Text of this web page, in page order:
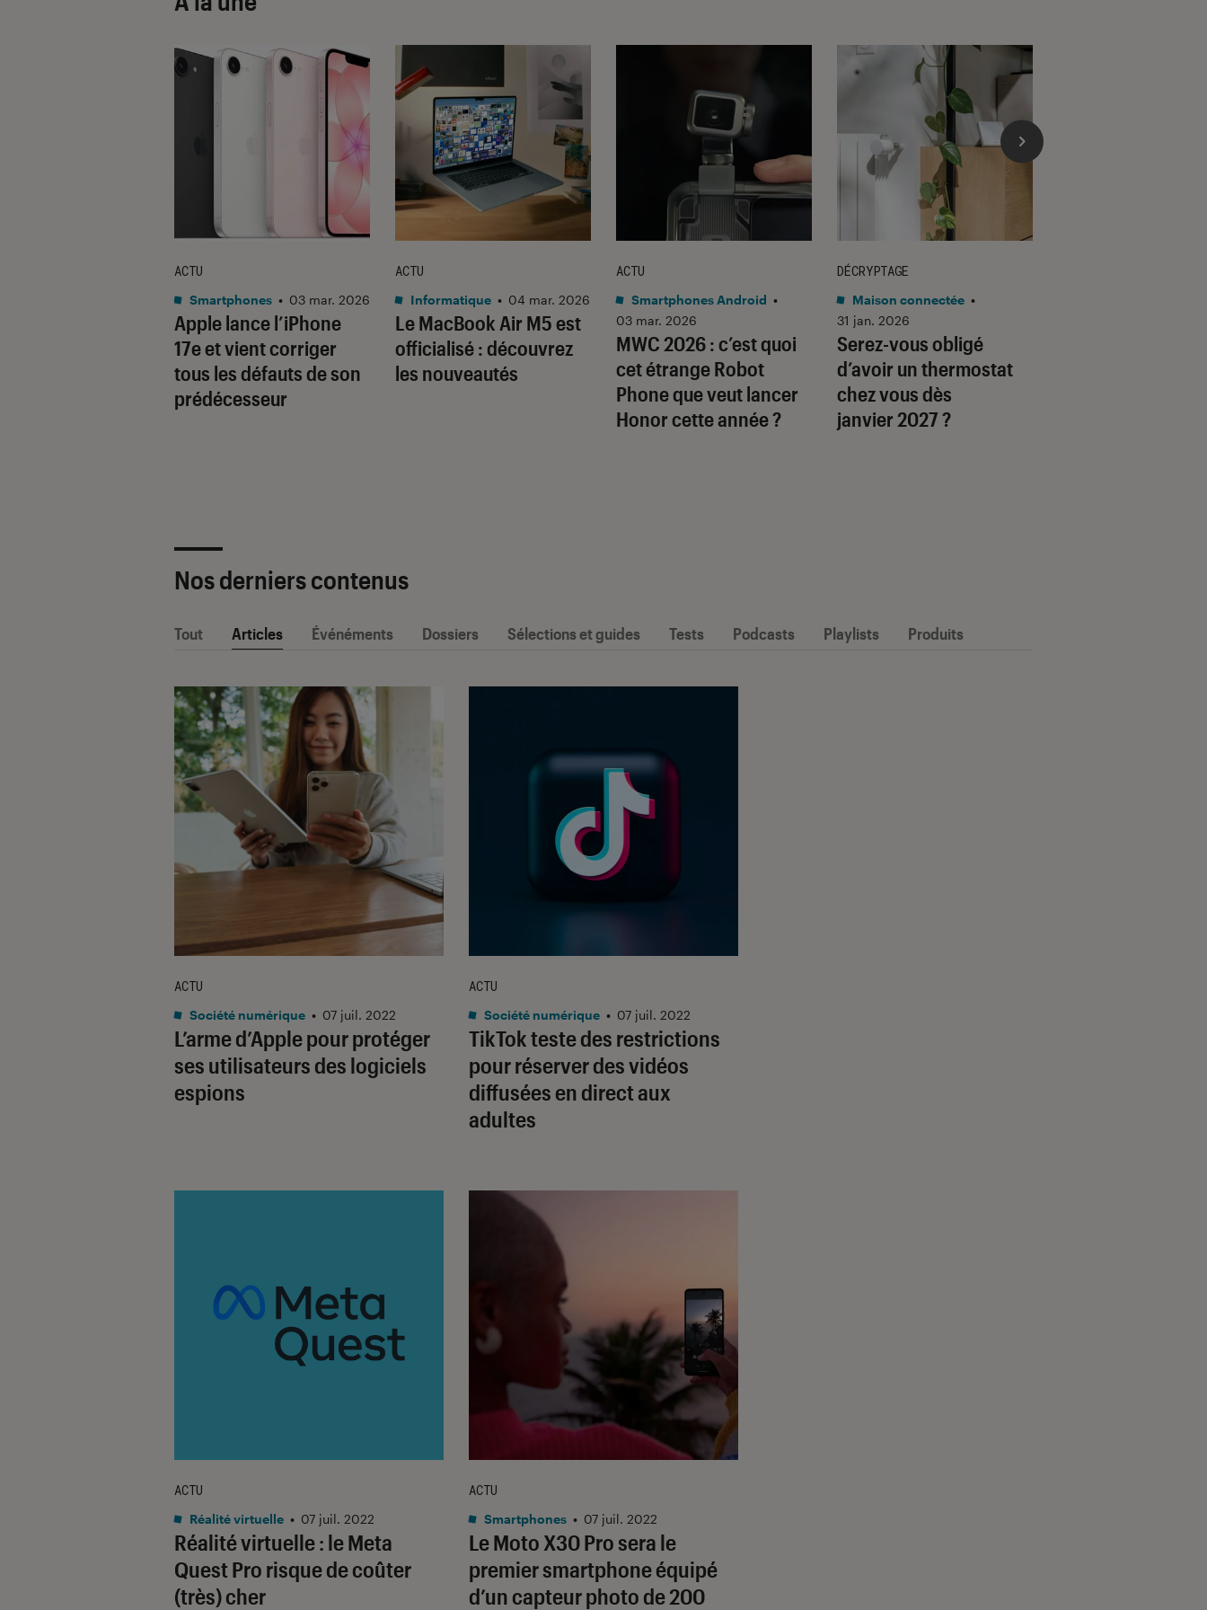
Apple lance l’iPhone
17e et vient corriger
tous les défauts de son
prédécesseur
ACTU
Smartphones • 03 mar. 2026
Le MacBook Air M5 est
officialisé : découvrez
les nouveautés
ACTU
Informatique • 04 mar. 2026
MWC 2026 : c’est quoi
cet étrange Robot
Phone que veut lancer
Honor cette année ?
ACTU
Smartphones Android •
03 mar. 2026
Serez-vous obligé
d’avoir un thermostat
chez vous dès
janvier 2027 ?
DÉCRYPTAGE
Maison connectée •
31 jan. 2026
Nos derniers contenus
Tout Articles Événéments Dossiers Sélections et guides Tests Podcasts Playlists Produits
L’arme d’Apple pour protéger
ses utilisateurs des logiciels
espions
ACTU
Société numérique • 07 juil. 2022
TikTok teste des restrictions
pour réserver des vidéos
diffusées en direct aux
adultes
ACTU
Société numérique • 07 juil. 2022
Réalité virtuelle : le Meta
Quest Pro risque de coûter
(très) cher
ACTU
Réalité virtuelle • 07 juil. 2022
Le Moto X30 Pro sera le
premier smartphone équipé
d’un capteur photo de 200
ACTU
Smartphones • 07 juil. 2022